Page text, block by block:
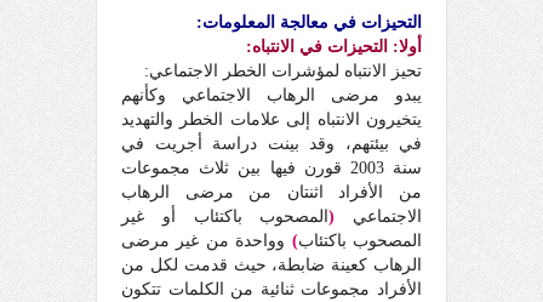
التحيزات في معالجة المعلومات:
أولا: التحيزات في الانتباه:
تحيز الانتباه لمؤشرات الخطر الاجتماعي:
يبدو مرضى الرهاب الاجتماعي وكأنهم
يتخيرون الانتباه إلى علامات الخطر والتهديد
في بيئتهم، وقد بينت دراسة أجريت في
سنة 2003 قورن فيها بين ثلاث مجموعات
من الأفراد اثنتان من مرضى الرهاب
الاجتماعي (المصحوب باكتئاب أو غير
المصحوب باكتئاب) وواحدة من غير مرضى
الرهاب كعينة ضابطة، حيث قدمت لكل من
الأفراد مجموعات ثنائية من الكلمات تتكون